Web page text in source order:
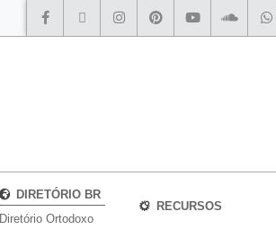
DIRETÓRIO BR
Diretório Ortodoxo
RECURSOS